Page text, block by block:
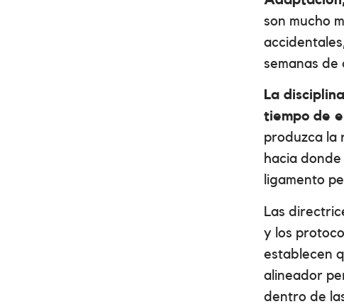
son mucho
semanas de
La
tiempo de
produzca la
hacia
ligamento
Las
y los
establecen
alineador
dentro de